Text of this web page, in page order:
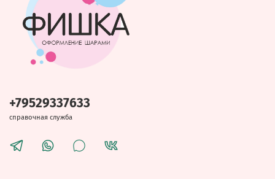
+79529337633
справочная служба